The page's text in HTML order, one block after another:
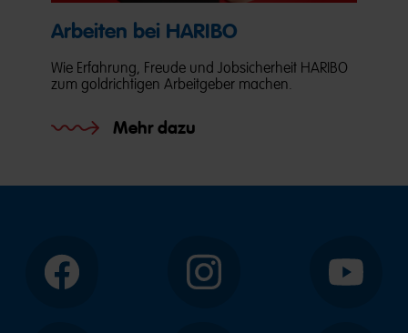
Arbeiten bei HARIBO
Wie Erfahrung, Freude und Jobsicherheit HARIBO
zum goldrichtigen Arbeitgeber machen.
Mehr dazu
Facebook Instagram YouTube